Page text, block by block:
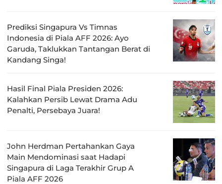
Prediksi Singapura Vs Timnas
Indonesia di Piala AFF 2026: Ayo
Garuda, Taklukkan Tantangan Berat di
Kandang Singa!
Hasil Final Piala Presiden 2026:
Kalahkan Persib Lewat Drama Adu
Penalti, Persebaya Juara!
John Herdman Pertahankan Gaya
Main Mendominasi saat Hadapi
Singapura di Laga Terakhir Grup A
Piala AFF 2026